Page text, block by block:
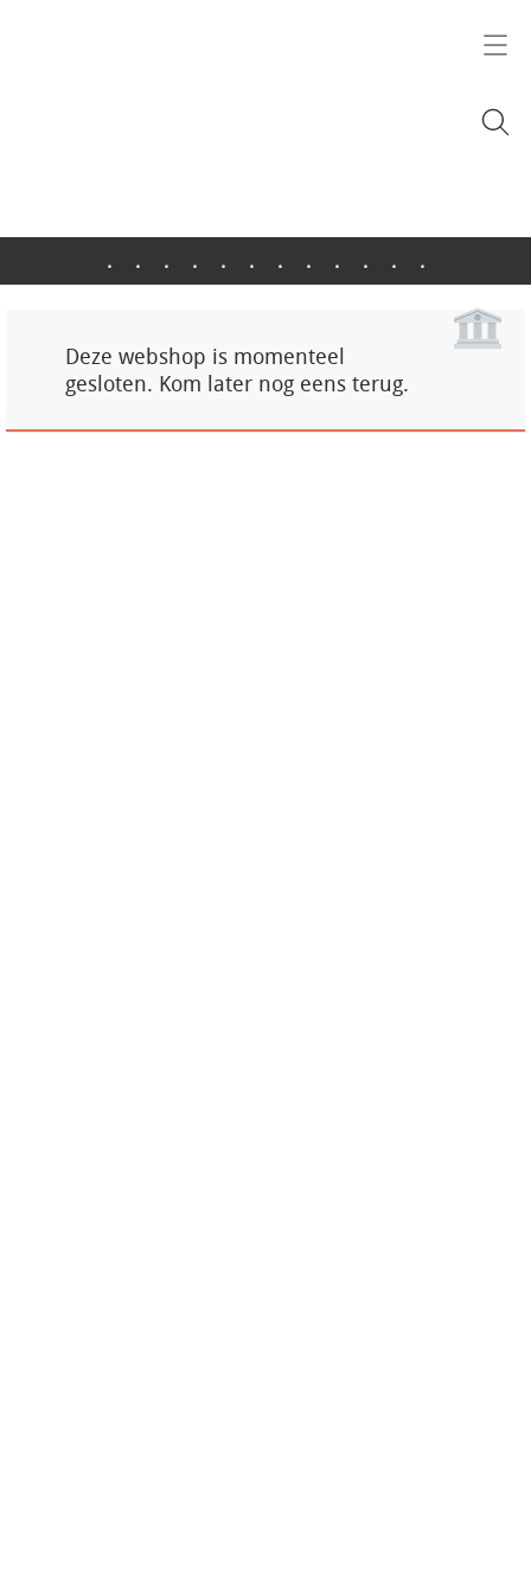
. . . . . . . . . . . .
Deze webshop is momenteel
gesloten. Kom later nog eens terug.